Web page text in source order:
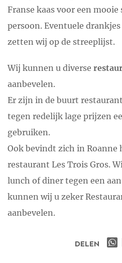
Franse kaas voor een
persoon. Eventuele
zetten wij op de streeplijst.
Wij kunnen u diverse
aanbevelen.
Er zijn in de buurt
tegen redelijk lage prijzen
gebruiken.
Ook bevindt zich in
restaurant Les Trois Gros.
lunch of diner tegen een
kunnen wij u zeker
aanbevelen.
DELEN